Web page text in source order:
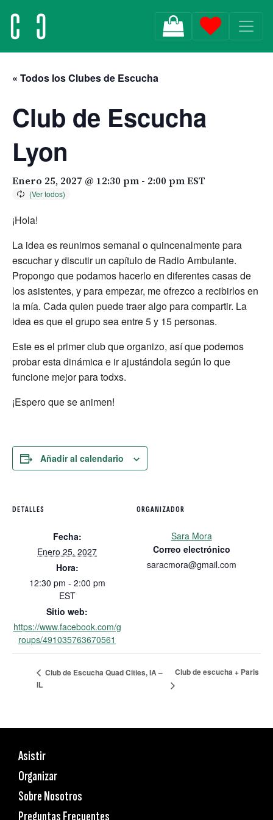
MAIN NAVIGATION
« Todos los Clubes de Escucha
Club de Escucha
Lyon
Enero 25, 2027 @ 12:30 pm - 2:00 pmEST
¡Hola!
La idea es reunirnos semanal o quincenalmente para
escuchar y discutir un capítulo de Radio Ambulante.
Propongo que podamos hacerlo en diferentes casas de
los asistentes, y para empezar, me ofrezco a recibirlos en
la mía. Cada quien puede traer algo para compartir. La
idea es que el grupo sea entre 5 y 15 personas.
Este es el primer club que organizo, así que podemos
probar esta dinámica e ir ajustándola según lo que
funcione mejor para todxs.
¡Espero que se animen!
Añadir al calendario
DETALLES
Fecha:
Enero 25, 2027
Hora:
12:30 pm - 2:00 pm
EST
Sitio web:
https://www.facebook.com/g
roups/491035763670561
ORGANIZADOR
Sara Mora
Correo electrónico
saracmora@gmail.com
Club de Escucha Quad Cities, IA –
IL
Club de escucha + Paris
Asistir
Organizar
Sobre Nosotros
Preguntas Frecuentes